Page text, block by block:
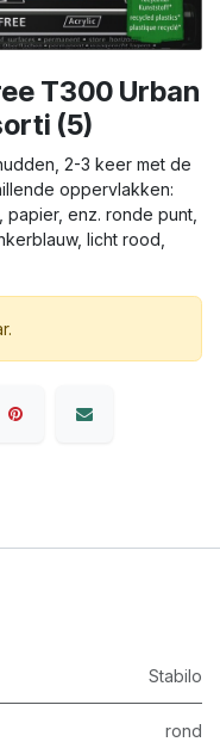
T300 Urban
(5)
2-3 keer met de
oppervlakken:
papier, enz. ronde punt,
licht rood,
Stabilo
rond